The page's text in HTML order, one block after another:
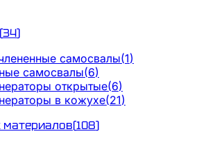
(34)
самосвалы(1)
самосвалы(6)
открытые(6)
в кожухе(21)
(108)